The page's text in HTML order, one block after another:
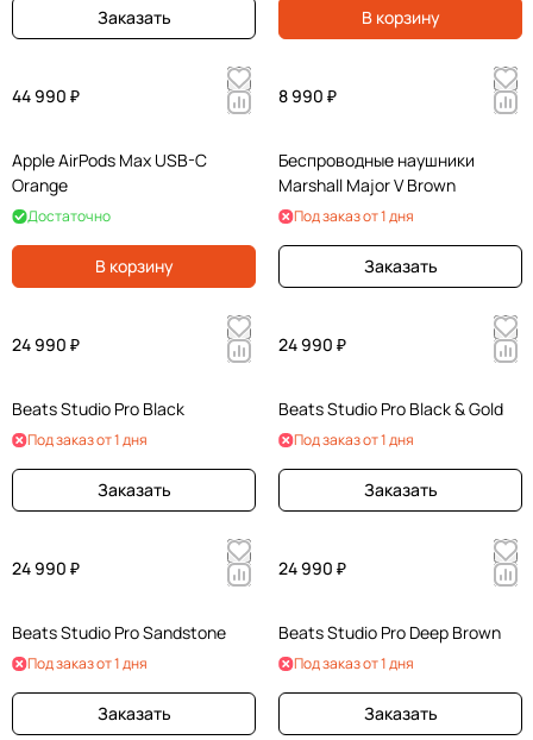
Заказать В корзину
44 990 ₽
Apple AirPods Max USB-C
Orange
Достаточно
В корзину
8 990 ₽
Беспроводные наушники
Marshall Major V Brown
Под заказ от 1 дня
Заказать
24 990 ₽
Beats Studio Pro Black
Под заказ от 1 дня
Заказать
24 990 ₽
Beats Studio Pro Black & Gold
Под заказ от 1 дня
Заказать
24 990 ₽
Beats Studio Pro Sandstone
Под заказ от 1 дня
Заказать
24 990 ₽
Beats Studio Pro Deep Brown
Под заказ от 1 дня
Заказать